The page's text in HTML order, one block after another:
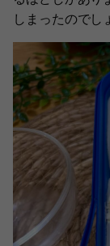
しまったのでし